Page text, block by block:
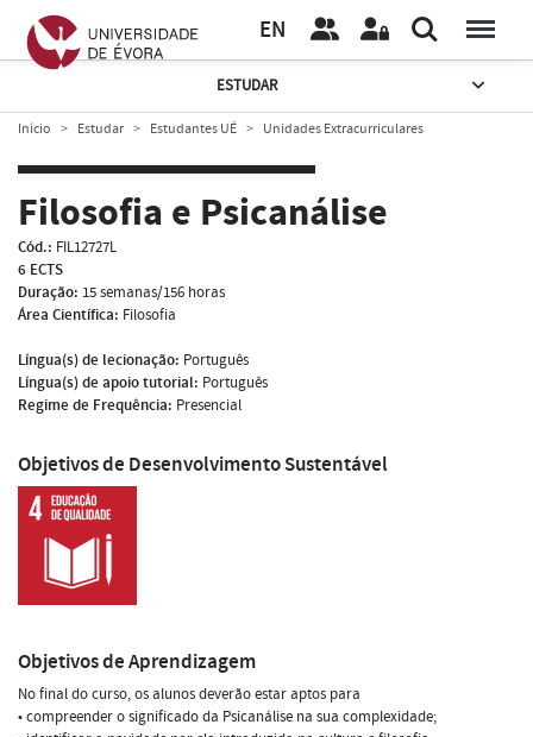
EN
ESTUDAR
Início Estudar Estudantes UÉ Unidades Extracurriculares
Filosofia e Psicanálise
Cód.: FIL12727L
6 ECTS
Duração: 15 semanas/156 horas
Área Científica: Filosofia
Língua(s) de lecionação: Português
Língua(s) de apoio tutorial: Português
Regime de Frequência: Presencial
Objetivos de Desenvolvimento Sustentável
Objetivos de Aprendizagem
No final do curso, os alunos deverão estar aptos para
• compreender o significado da Psicanálise na sua complexidade;